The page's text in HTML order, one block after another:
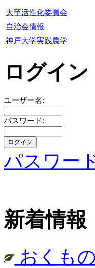
大芋活性化委員会
自治会情報
神戸大学実践農学
ログイン
ユーザー名:
パスワード:
パスワー
新着情報
おくも